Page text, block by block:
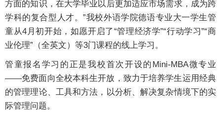
方面的知识，在大学毕业以后更加适应市场需求，成为跨
学科的复合型人才。”我校外语学院德语专业大一学生管
童从4月初开始，如愿开启了“管理经济学”“行动学习”“商
业伦理”（全英文）等3门课程的线上学习。
管童报名学习的正是我校首次开设的Mini-MBA微专业
——免费面向全校本科生开放，致力于培养学生运用经典
的管理理论、工具和方法，以分析、解决复杂情境下的实
际管理问题。